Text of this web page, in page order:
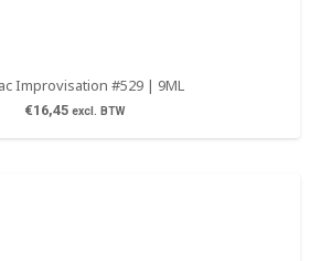
Improvisation #529 | 9ML
€16,45 excl. BTW